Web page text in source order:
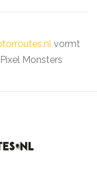
vormt
Monsters